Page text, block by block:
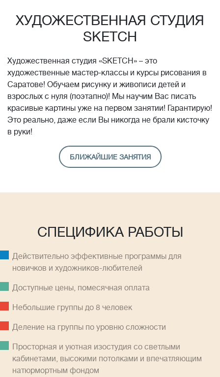
стоимость обучения!*
ХУДОЖЕСТВЕННАЯ СТУДИЯ
SKETCH
Художественная студия «SKETCH» – это
художественные мастер-классы и курсы рисования в
Саратове! Обучаем рисунку и живописи детей и
взрослых с нуля (поэтапно)! Мы научим Вас писать
красивые картины уже на первом занятии! Гарантирую!
Это реально, даже если Вы никогда не брали кисточку
в руки!
БЛИЖАЙШИЕ ЗАНЯТИЯ
СПЕЦИФИКА РАБОТЫ
Действительно эффективные программы для
новичков и художников-любителей
Доступные цены, помесячная оплатa
Небольшие группы до 8 человек
Деление на группы по уровню сложности
Просторная и уютная изостудия со светлыми
кабинетами, высокими потолками и впечатляющим
натюрмортным фондом